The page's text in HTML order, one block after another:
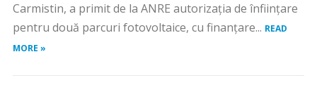
Carmistin, a primit de la ANRE autorizația de înființare
pentru două parcuri fotovoltaice, cu finanțare... READ
MORE »